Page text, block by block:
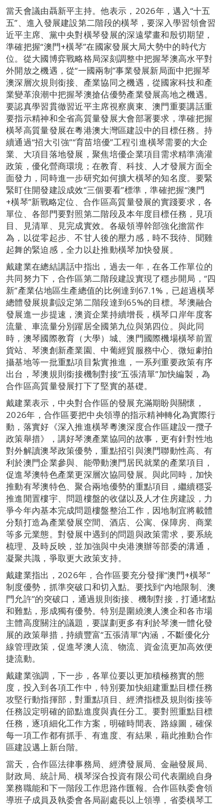
當天會議由聶新平主持。他表示，2026年，邁入“十五
五”、進入發展建設第二階段的橫琴，要深入學習領會習
近平主席、黨中央對橫琴發展的深遠擘畫和殷切期望，
準確把握“澳門+橫琴”在國家發展大局大勢中的時代方
位。從大國博弈戰略格局深刻調整中把握琴澳高水平對
外開放之機遇，從“一國兩制”事業發展新局面中把握琴
澳深層次規則銜接、產業協同之機遇，從國家科技和產
業變革浪潮中把握琴澳搶佔優勢產業發展高地之機遇。
要認真學習貫徹習近平主席視察廣東、澳門重要講話重
要指示精神和全省高質量發展大會部署要求，準確把握
橫琴高質量發展在粵港澳大灣區建設中的目標任務。持
續通過“招大引強”“育苗培優”工程引進橫琴需要的大企
業、大項目落地發展，聚焦培優企業項目需求精準滴灌
政策，優化營商環境；在教育、科技、人才發展方面全
面發力，同時進一步研究如何擴大橫琴的知名度。要緊
緊盯住開發建設成效“三個要看”標準，準確把握“澳門
+橫琴”新戰略定位、合作區高質量發展的實踐要求，各
單位、各部門要對照第二階段及本年度目標任務，見項
目、見清單、見完成實效。各級領導幹部強化擔當作
為，以從零起步、不甘人後的壓力感，時不我待、聞雞
起舞的緊迫感，全力以赴推動橫琴加快發展。
戴建業在總結講話中指出，過去一年，在各工作單位的
共同努力下，合作區第二階段建設實現了穩步開局，“四
新”產業佔地區生產總值的比例達到67.1%，已超過橫琴
總體發展規劃設定第二階段達到65%的目標。琴澳融合
發展進一步提速，澳資企業持續增長，橫琴口岸年度客
流量、車流量分別躍居全國第九位與第四位。與此同
時，澳琴國際教育（大學）城、澳門國際機場橫琴前置
貨站、琴澳創新產業園、中葡經貿服務中心、微短劇拍
攝基地等一批重點項目紮實推進，一系列重要政策有序
出台，琴澳規則銜接機制對接“五張清單”加快編製，為
合作區高質量發展打下了堅實的基礎。
戴建業表示，中央對合作區的發展充滿期盼與關懷，
2026年，合作區要把中央領導的指示精神轉化為實際行
動，落實好《深入推進橫琴粵澳深度合作區建設一攬子
政策舉措》，講好琴澳產業協同的故事，更有針對性地
對外解讀澳琴政策優勢，重點招引與澳門聯動性高、有
利於澳門企業參與、能帶動澳門居民就業的產業項目，
促進琴澳特色產業更深層次協同發展。與此同時，加快
推動有琴澳特色、聚合兩地優勢的重點項目，繼續穩妥
推進閒置樓宇、問題樓盤的收儲以及人才住房建設，力
爭今年內基本完成問題樓盤整治工作，因地制宜將載體
分類打造為產業發展空間、酒店、公寓、保障房、商業
等多元業態。對發展中遇到的問題與政策需求，要系統
梳理、及時反映，並加強與中央港澳辦等部委的溝通，
凝聚共識，爭取更大政策支持。
戴建業指出，2026年，合作區要充分發揮“澳門+橫琴”
制度優勢，抓準突破口和切入點。要找到“內地限制、澳
門允許”的突破口，通過規則銜接、機制對接，打通堵點
和難點，形成獨有優勢。特別是圍繞澳人澳企和各市場
主體高度關注的議題，要謀劃更多有利於琴澳一體化發
展的政策舉措，持續豐富“五張清單”內涵，不斷優化分
線管理政策，促進琴澳人流、物流、資金流更加高效便
捷流動。
戴建業強調，下一步，各單位要以更加積極務實的態
度，投入到各項工作中，特別要加快組建重點目標任務
攻堅行動指揮部，對重點項目、經濟指標及規則銜接等
任務設定明確的節點進度與責任分工。要對照重點目標
任務，逐項細化工作方案，明確時間表、路線圖，確保
每一項工作都有抓手、有進度、有結果，藉此推動合作
區建設邁上新台階。
當天，合作區法律事務局、經濟發展局、金融發展局、
財政局、統計局、橫琴深合投資有限公司代表圍繞自身
業務職能和下一階段工作思路作匯報。合作區執委會領
導班子成員及執委會各局副處長以上領導，省委橫琴工